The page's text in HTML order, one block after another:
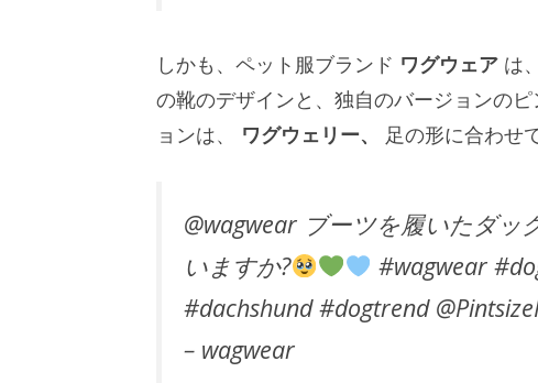
しかも、ペット服ブランド ワグウェア は
の靴のデザインと、独自のバージョンの
ョンは、 ワグウェリー、 足の形に合わせ
@wagwear ブーツを履いたダッ
いますか?
#wagwear
#dachshund #dogtrend
– wagwear